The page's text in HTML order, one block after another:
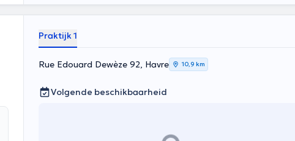
Praktijk 1
Rue Edouard Dewèze 92, Havre 10,9 km
Volgende beschikbaarheid